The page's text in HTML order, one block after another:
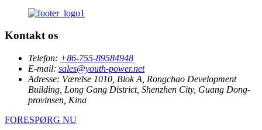
Kontakt os
Telefon: +86-755-89584948
E-mail: sales@youth-power.net
Adresse: Værelse 1010, Blok A, Rongchao Development
Building, Long Gang District, Shenzhen City, Guang Dong-
provinsen, Kina
FORESPØRG NU